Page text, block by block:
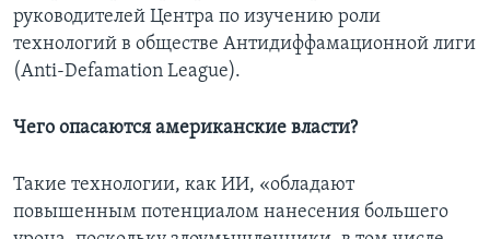
руководителей Центра по изучению роли
технологий в обществе Антидиффамационной лиги
(Anti-Defamation League).
Чего опасаются американские власти?
Такие технологии, как ИИ, «обладают
повышенным потенциалом нанесения большего